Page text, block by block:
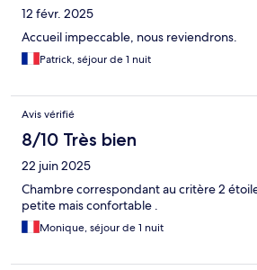
12 févr. 2025
Accueil impeccable, nous reviendrons.
Patrick, séjour de 1 nuit
Avis vérifié
8/10 Très bien
22 juin 2025
Chambre correspondant au critère 2
petite mais confortable .
Monique, séjour de 1 nuit